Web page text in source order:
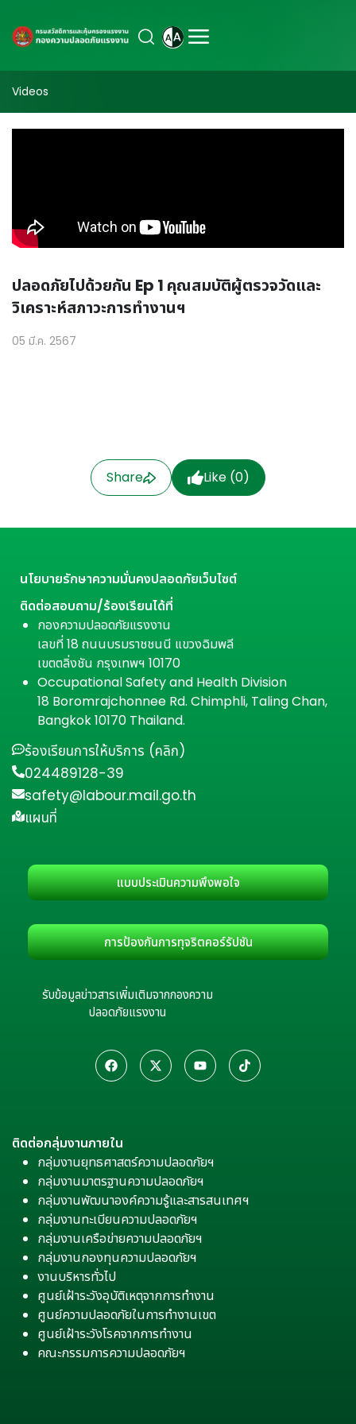
Videos
ปลอดภัยไปด้วยกัน Ep 1 คุณสมบัติผู้ตรวจวัดและ
วิเคราะห์สภาวะการทำงานฯ
05 มี.ค. 2567
Share Like (0)
นโยบายรักษาความมั่นคงปลอดภัยเว็บไซต์
ติดต่อสอบถาม/ร้องเรียนได้ที่
กองความปลอดภัยแรงงาน
เลขที่ 18 ถนนบรมราชชนนี แขวงฉิมพลี
เขตตลิ่งชัน กรุงเทพฯ 10170
Occupational Safety and Health Division
18 Boromrajchonnee Rd. Chimphli, Taling Chan,
Bangkok 10170 Thailand.
ร้องเรียนการให้บริการ (คลิก)
024489128-39
safety@labour.mail.go.th
แผนที่
แบบประเมินความพึงพอใจ
การป้องกันการทุจริตคอร์รัปชัน
รับข้อมูลข่าวสารเพิ่มเติมจากกองความ
ปลอดภัยแรงงาน
ติดต่อกลุ่มงานภายใน
กลุ่มงานยุทธศาสตร์ความปลอดภัยฯ
กลุ่มงานมาตรฐานความปลอดภัยฯ
กลุ่มงานพัฒนาองค์ความรู้และสารสนเทศฯ
กลุ่มงานทะเบียนความปลอดภัยฯ
กลุ่มงานเครือข่ายความปลอดภัยฯ
กลุ่มงานกองทุนความปลอดภัยฯ
งานบริหารทั่วไป
ศูนย์เฝ้าระวังอุบัติเหตุจากการทำงาน
ศูนย์ความปลอดภัยในการทำงานเขต
ศูนย์เฝ้าระวังโรคจากการทำงาน
คณะกรรมการความปลอดภัยฯ